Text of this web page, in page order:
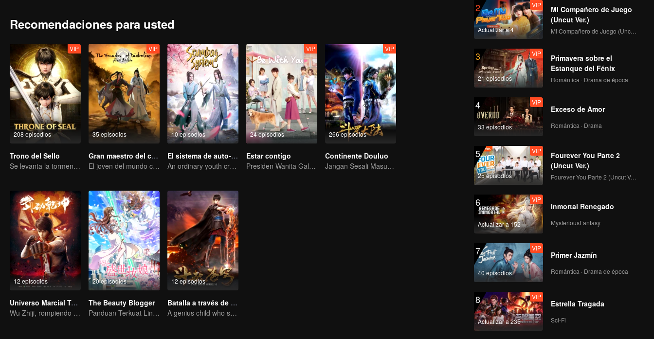
108 109
110
VIP
111
VIP
112
VIP
113
VIP
114
116
VIP VIP
118
VIP
119
VIP
120
Recomendaciones para usted
208 episodios
VIP
Trono del Sello
Se levanta la tormenta, cae el trono
35 episodios
VIP
Gran maestro del cultivo demoníaco
El joven del mundo celestial erradica males por el pueblo
10 episodios
El sistema de auto-salvación del villano escoria
An ordinary youth crossing as a villain into the book and abusing the hero!
24 episodios
VIP
Estar contigo
Presiden Wanita Galak Menggoda Anak Muda Sombong
266 episodios
VIP
Continente Douluo
Jangan Sesali Masuk Gerbang Tang di Kehidupan Ini
12 episodios
Universo Marcial Temporada 1
Wu Zhiji, rompiendo el cielo, moviendo el firmamento y la tierra.
20 episodios
The Beauty Blogger
Panduan Terkuat Lintas Dimensi
12 episodios
Batalla a través de los Cielos Temporada 1
A genius child who suddenly loses all his powers
2
Actualizar a 4
VIP
Mi Compañero de Juego
(Uncut Ver.)
Mi Compañero de Juego (Uncut Ver.)
3
21 episodios
VIP
Primavera sobre el
Estanque del Fénix
Romántica · Drama de época
4
33 episodios
VIP
Exceso de Amor
Romántica · Drama
5
25 episodios
VIP
Fourever You Parte 2
(Uncut Ver.)
Fourever You Parte 2 (Uncut Ver.)
6
Actualizar a 152
VIP
Inmortal Renegado
MysteriousFantasy
7
40 episodios
VIP
Primer Jazmín
Romántica · Drama de época
8
Actualizar a 235
VIP
Estrella Tragada
Sci-Fi